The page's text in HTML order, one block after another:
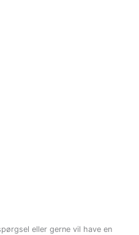
eller gerne vil have en